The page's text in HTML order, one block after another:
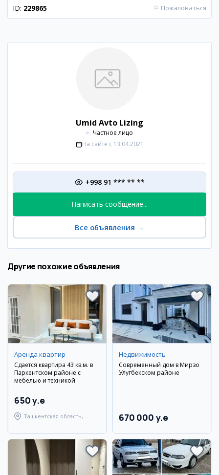
ID: 229865 ⚐ Пожаловаться
Umid Avto Lizing
Частное лицо
На сайте с 13.04.2021
+998 91 *** ** **
Написать сообщение...
Все объявления →
Другие похожие объявления
Аренда квартир
Сдается квартира 43 кв.м. в
Паркентском районе с
мебелью и техникой
650 y.e
Ташкентская область,
Недвижимость
Современный дом в Мирзо
Улугбекском районе
670 000 y.e